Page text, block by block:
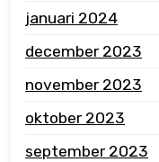
januari 2024
december 2023
november 2023
oktober 2023
september 2023